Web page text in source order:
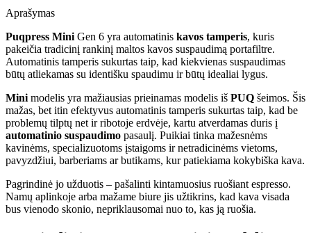
Aprašymas
Puqpress Mini Gen 6 yra automatinis kavos tamperis, kuris
pakeičia tradicinį rankinį maltos kavos suspaudimą portafiltre.
Automatinis tamperis sukurtas taip, kad kiekvienas suspaudimas
būtų atliekamas su identišku spaudimu ir būtų idealiai lygus.
Mini modelis yra mažiausias prieinamas modelis iš PUQ šeimos. Šis
mažas, bet itin efektyvus automatinis tamperis sukurtas taip, kad be
problemų tilptų net ir ribotoje erdvėje, kartu atverdamas duris į
automatinio suspaudimo pasaulį. Puikiai tinka mažesnėms
kavinėms, specializuotoms įstaigoms ir netradicinėms vietoms,
pavyzdžiui, barberiams ar butikams, kur patiekiama kokybiška kava.
Pagrindinė jo užduotis – pašalinti kintamuosius ruošiant espresso.
Namų aplinkoje arba mažame biure jis užtikrins, kad kava visada
bus vienodo skonio, nepriklausomai nuo to, kas ją ruošia.